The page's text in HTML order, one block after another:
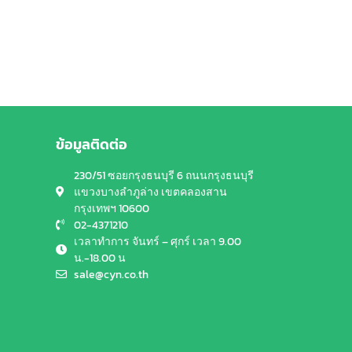
ข้อมูลติดต่อ
230/51 ซอยกรุงธนบุรี 6 ถนนกรุงธนบุรี
แขวงบางลำภูล่าง เขตคลองสาน
กรุงเทพฯ 10600
02-4371210
เวลาทำการ จันทร์ – ศุกร์ เวลา 9.00
น.-18.00 น
sale@cyn.co.th